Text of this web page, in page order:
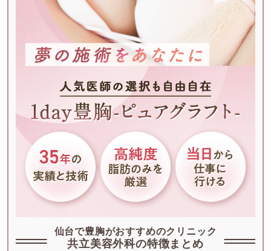
仙台で豊胸がおすすめのクリニック
共立美容外科の特徴まとめ